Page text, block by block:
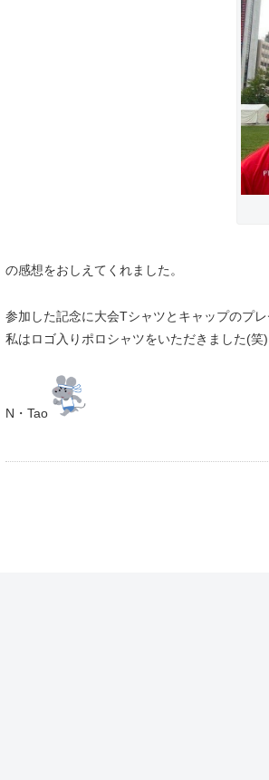
の感想をおしえてくれました。
参加した記念に大会Tシャツとキャップのプ
私はロゴ入りポロシャツをいただきました(笑)
N・Tao